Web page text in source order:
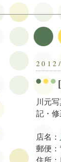
川元
記・修
店名：
郵便
住所